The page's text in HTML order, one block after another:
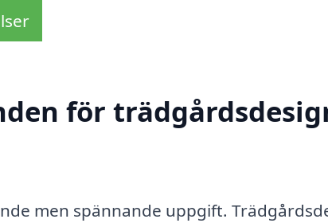
för
men spännande uppgift.